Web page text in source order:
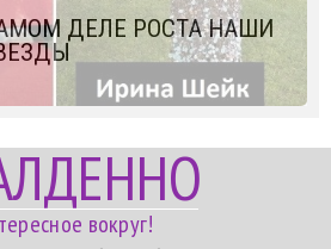
ДЕЛЕ РОСТА НАШИ
вокруг!